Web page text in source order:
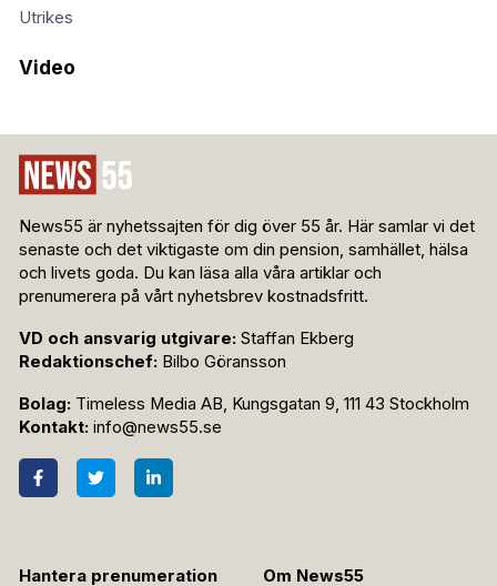
Utrikes
Video
News55 är nyhetssajten för dig över 55 år. Här samlar vi det
senaste och det viktigaste om din pension, samhället, hälsa
och livets goda. Du kan läsa alla våra artiklar och
prenumerera på vårt nyhetsbrev kostnadsfritt.
VD och ansvarig utgivare: Staffan Ekberg
Redaktionschef: Bilbo Göransson
Bolag: Timeless Media AB, Kungsgatan 9, 111 43 Stockholm
Kontakt: info@news55.se
Hantera prenumeration Om News55